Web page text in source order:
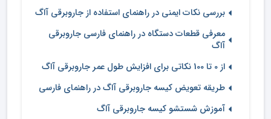
بررسی نکات ایمنی در راهنمای استفاده از جاروبرقی آاگ
معرفی قطعات دستگاه در راهنمای فارسی جاروبرقی
آاگ
از 0 تا 100 نکاتی برای افزایش طول عمر جاروبرقی آاگ
طریقه تعویض کیسه جاروبرقی آاگ در راهنمای فارسی
آموزش شستشو کیسه جاروبرقی آاگ